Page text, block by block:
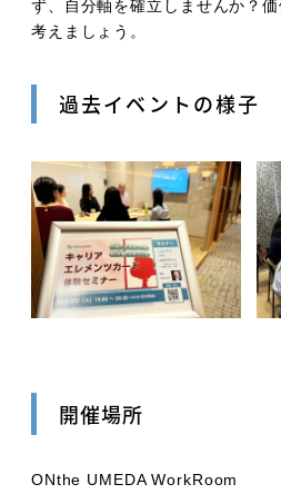
ず、自分軸を確立しませんか？
考えましょう。
過去イベントの様子
開催場所
ONthe UMEDA WorkRoom